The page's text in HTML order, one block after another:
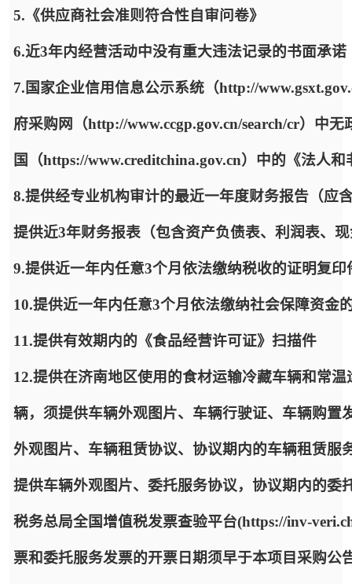
5.《供应商社会准则符合性自审问卷》
6.近3年内经营活动中没有重大违法记录的书面承诺
7.国家企业信用信息公示系统（http://
府采购网（http://www.ccgp.gov.cn/search/cr）中
国（https://www.creditchina.gov.cn）中的《法人
8.提供经专业机构审计的最近一年度财务报告（应
提供近3年财务报表（包含资产负债表、利润表、
9.提供近一年内任意3个月依法缴纳税收的证明复
10.提供近一年内任意3个月依法缴纳社会保障资金
11.提供有效期内的《食品经营许可证》扫描件
12.提供在济南地区使用的食材运输冷藏车辆和常
辆，须提供车辆外观图片、车辆行驶证、车辆购
外观图片、车辆租赁协议、协议期内的车辆租赁
提供车辆外观图片、委托服务协议，协议期内的
税务总局全国增值税发票查验平台(https://inv-
票和委托服务发票的开票日期须早于本项目采购公